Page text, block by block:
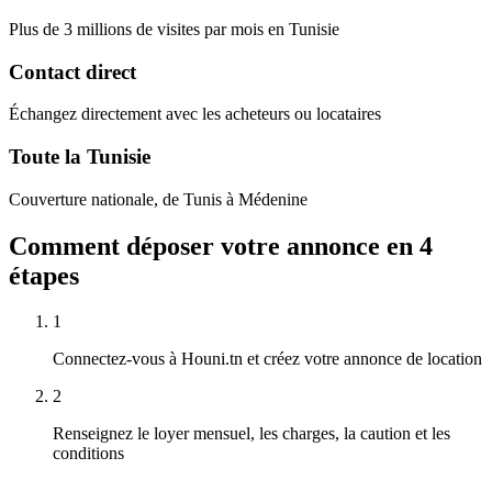
Plus de 3 millions de visites par mois en Tunisie
Contact direct
Échangez directement avec les acheteurs ou locataires
Toute la Tunisie
Couverture nationale, de Tunis à Médenine
Comment déposer votre annonce en 4
étapes
1
Connectez-vous à Houni.tn et créez votre annonce de location
2
Renseignez le loyer mensuel, les charges, la caution et les
conditions